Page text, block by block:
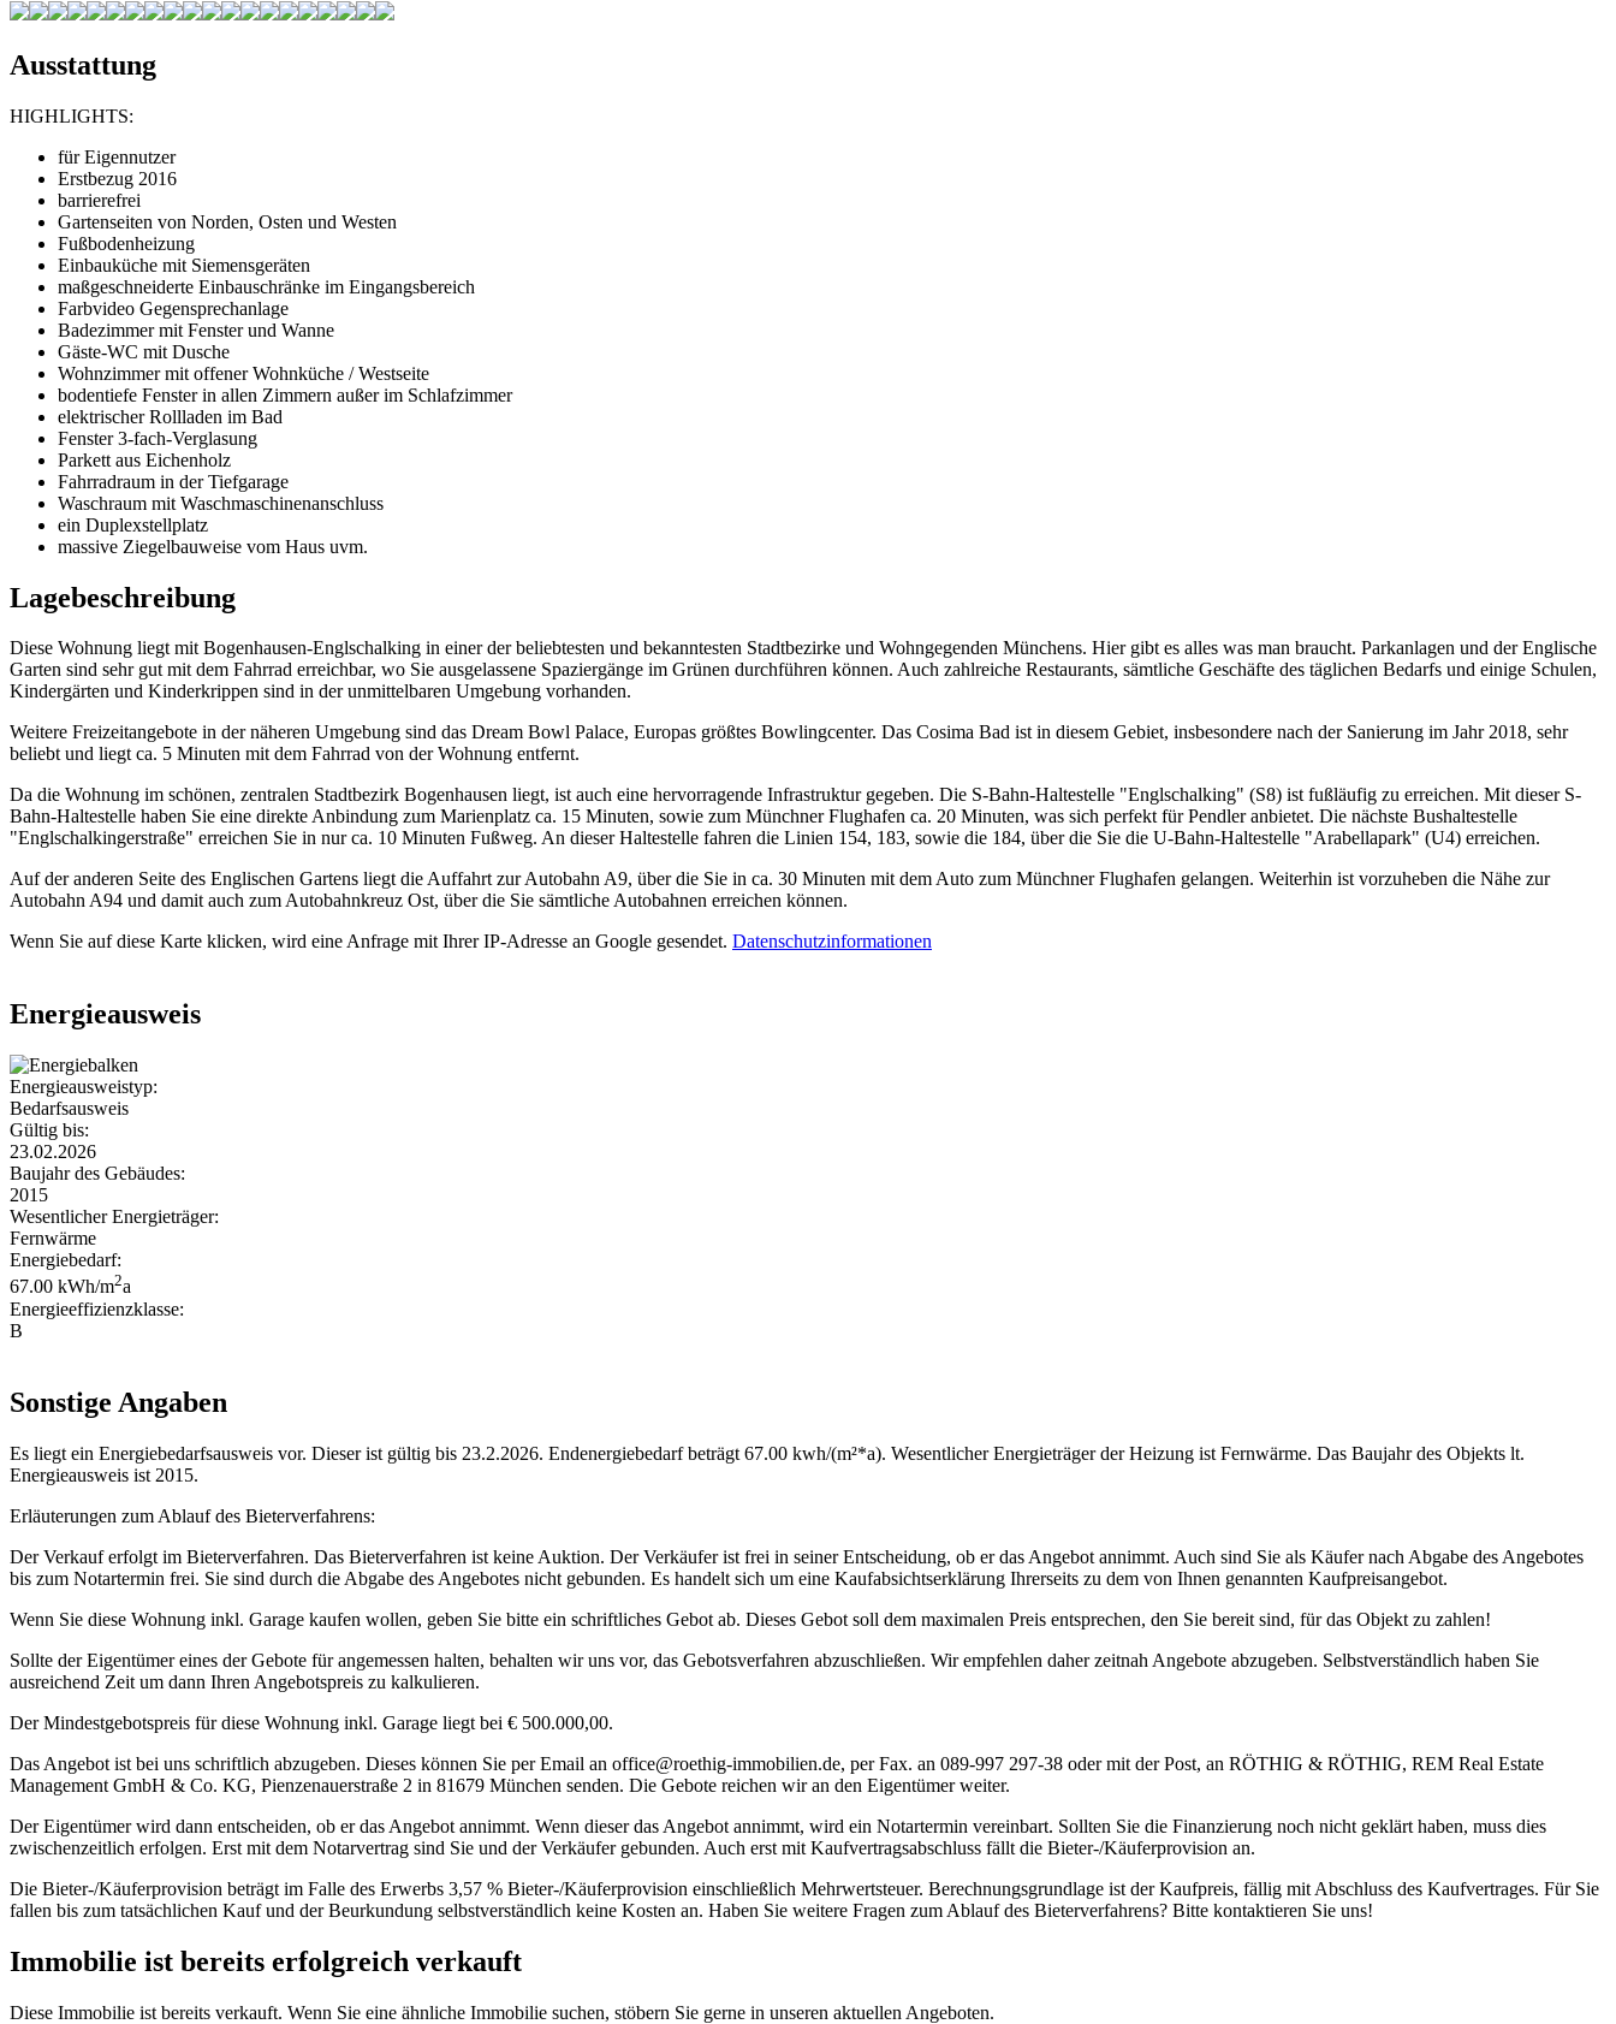
Ausstattung
HIGHLIGHTS:
für Eigennutzer
Erstbezug 2016
barrierefrei
Gartenseiten von Norden, Osten und Westen
Fußbodenheizung
Einbauküche mit Siemensgeräten
maßgeschneiderte Einbauschränke im Eingangsbereich
Farbvideo Gegensprechanlage
Badezimmer mit Fenster und Wanne
Gäste-WC mit Dusche
Wohnzimmer mit offener Wohnküche / Westseite
bodentiefe Fenster in allen Zimmern außer im Schlafzimmer
elektrischer Rollladen im Bad
Fenster 3-fach-Verglasung
Parkett aus Eichenholz
Fahrradraum in der Tiefgarage
Waschraum mit Waschmaschinenanschluss
ein Duplexstellplatz
massive Ziegelbauweise vom Haus uvm.
Lagebeschreibung
Diese Wohnung liegt mit Bogenhausen-Englschalking in einer der beliebtesten und bekanntesten Stadtbezirke und Wohngegenden Münchens. Hier gibt es alles was man braucht. Parkanlagen und der Englische
Garten sind sehr gut mit dem Fahrrad erreichbar, wo Sie ausgelassene Spaziergänge im Grünen durchführen können. Auch zahlreiche Restaurants, sämtliche Geschäfte des täglichen Bedarfs und einige Schulen,
Kindergärten und Kinderkrippen sind in der unmittelbaren Umgebung vorhanden.
Weitere Freizeitangebote in der näheren Umgebung sind das Dream Bowl Palace, Europas größtes Bowlingcenter. Das Cosima Bad ist in diesem Gebiet, insbesondere nach der Sanierung im Jahr 2018, sehr
beliebt und liegt ca. 5 Minuten mit dem Fahrrad von der Wohnung entfernt.
Da die Wohnung im schönen, zentralen Stadtbezirk Bogenhausen liegt, ist auch eine hervorragende Infrastruktur gegeben. Die S-Bahn-Haltestelle "Englschalking" (S8) ist fußläufig zu erreichen. Mit dieser S-
Bahn-Haltestelle haben Sie eine direkte Anbindung zum Marienplatz ca. 15 Minuten, sowie zum Münchner Flughafen ca. 20 Minuten, was sich perfekt für Pendler anbietet. Die nächste Bushaltestelle
"Englschalkingerstraße" erreichen Sie in nur ca. 10 Minuten Fußweg. An dieser Haltestelle fahren die Linien 154, 183, sowie die 184, über die Sie die U-Bahn-Haltestelle "Arabellapark" (U4) erreichen.
Auf der anderen Seite des Englischen Gartens liegt die Auffahrt zur Autobahn A9, über die Sie in ca. 30 Minuten mit dem Auto zum Münchner Flughafen gelangen. Weiterhin ist vorzuheben die Nähe zur
Autobahn A94 und damit auch zum Autobahnkreuz Ost, über die Sie sämtliche Autobahnen erreichen können.
Wenn Sie auf diese Karte klicken, wird eine Anfrage mit Ihrer IP-Adresse an Google gesendet. Datenschutzinformationen
Energieausweis
Energieausweistyp:
Bedarfsausweis
Gültig bis:
23.02.2026
Baujahr des Gebäudes:
2015
Wesentlicher Energieträger:
Fernwärme
Energiebedarf:
67.00 kWh/m2a
Energieeffizienzklasse:
B
Sonstige Angaben
Es liegt ein Energiebedarfsausweis vor. Dieser ist gültig bis 23.2.2026. Endenergiebedarf beträgt 67.00 kwh/(m²*a). Wesentlicher Energieträger der Heizung ist Fernwärme. Das Baujahr des Objekts lt.
Energieausweis ist 2015.
Erläuterungen zum Ablauf des Bieterverfahrens:
Der Verkauf erfolgt im Bieterverfahren. Das Bieterverfahren ist keine Auktion. Der Verkäufer ist frei in seiner Entscheidung, ob er das Angebot annimmt. Auch sind Sie als Käufer nach Abgabe des Angebotes
bis zum Notartermin frei. Sie sind durch die Abgabe des Angebotes nicht gebunden. Es handelt sich um eine Kaufabsichtserklärung Ihrerseits zu dem von Ihnen genannten Kaufpreisangebot.
Wenn Sie diese Wohnung inkl. Garage kaufen wollen, geben Sie bitte ein schriftliches Gebot ab. Dieses Gebot soll dem maximalen Preis entsprechen, den Sie bereit sind, für das Objekt zu zahlen!
Sollte der Eigentümer eines der Gebote für angemessen halten, behalten wir uns vor, das Gebotsverfahren abzuschließen. Wir empfehlen daher zeitnah Angebote abzugeben. Selbstverständlich haben Sie
ausreichend Zeit um dann Ihren Angebotspreis zu kalkulieren.
Der Mindestgebotspreis für diese Wohnung inkl. Garage liegt bei € 500.000,00.
Das Angebot ist bei uns schriftlich abzugeben. Dieses können Sie per Email an office@roethig-immobilien.de, per Fax. an 089-997 297-38 oder mit der Post, an RÖTHIG & RÖTHIG, REM Real Estate
Management GmbH & Co. KG, Pienzenauerstraße 2 in 81679 München senden. Die Gebote reichen wir an den Eigentümer weiter.
Der Eigentümer wird dann entscheiden, ob er das Angebot annimmt. Wenn dieser das Angebot annimmt, wird ein Notartermin vereinbart. Sollten Sie die Finanzierung noch nicht geklärt haben, muss dies
zwischenzeitlich erfolgen. Erst mit dem Notarvertrag sind Sie und der Verkäufer gebunden. Auch erst mit Kaufvertragsabschluss fällt die Bieter-/Käuferprovision an.
Die Bieter-/Käuferprovision beträgt im Falle des Erwerbs 3,57 % Bieter-/Käuferprovision einschließlich Mehrwertsteuer. Berechnungsgrundlage ist der Kaufpreis, fällig mit Abschluss des Kaufvertrages. Für Sie
fallen bis zum tatsächlichen Kauf und der Beurkundung selbstverständlich keine Kosten an. Haben Sie weitere Fragen zum Ablauf des Bieterverfahrens? Bitte kontaktieren Sie uns!
Immobilie ist bereits erfolgreich verkauft
Diese Immobilie ist bereits verkauft. Wenn Sie eine ähnliche Immobilie suchen, stöbern Sie gerne in unseren aktuellen Angeboten.